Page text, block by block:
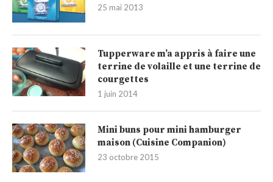
25 mai 2013
Tupperware m’a appris à faire une
terrine de volaille et une terrine de
courgettes
1 juin 2014
Mini buns pour mini hamburger
maison (Cuisine Companion)
23 octobre 2015